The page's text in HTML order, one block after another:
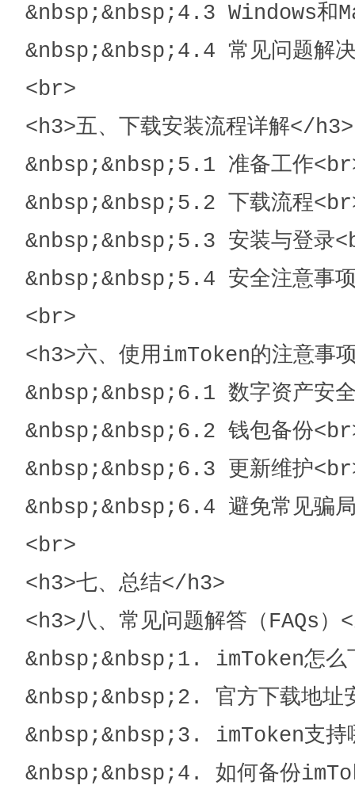
&nbsp;&nbsp;4.3 Windows和
&nbsp;&nbsp;4.4 常见问题解
<br>
<h3>五、下载安装流程详解</h3>
&nbsp;&nbsp;5.1 准备工作
&nbsp;&nbsp;5.2 下载流程
&nbsp;&nbsp;5.3 安装与登录
&nbsp;&nbsp;5.4 安全注意事
<br>
<h3>六、使用imToken的注意事
&nbsp;&nbsp;6.1 数字资产安
&nbsp;&nbsp;6.2 钱包备份
&nbsp;&nbsp;6.3 更新维护
&nbsp;&nbsp;6.4 避免常见骗
<br>
<h3>七、总结</h3>
<h3>八、常见问题解答（FAQs）
&nbsp;&nbsp;1. imToken怎么
&nbsp;&nbsp;2. 官方下载地址
&nbsp;&nbsp;3. imToken支持
&nbsp;&nbsp;4. 如何备份